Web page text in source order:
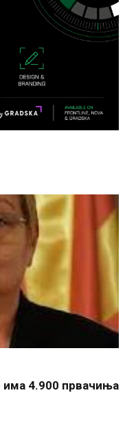
има 4.900 првачиња